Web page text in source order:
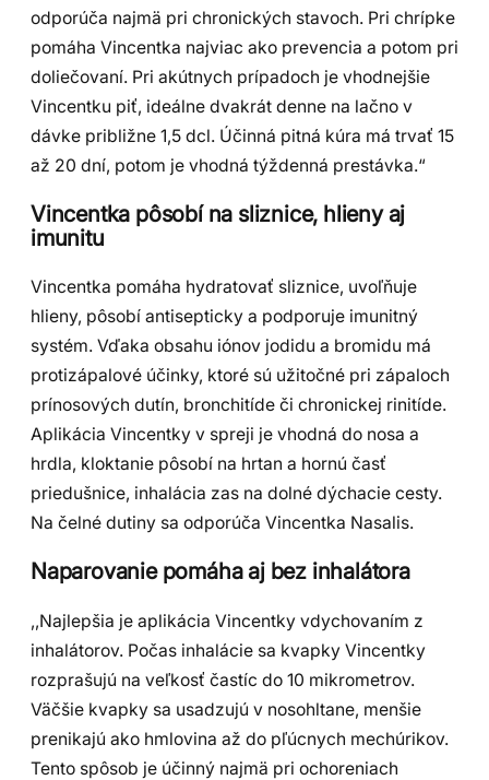
odporúča najmä pri chronických stavoch. Pri chrípke
pomáha Vincentka najviac ako prevencia a potom pri
doliečovaní. Pri akútnych prípadoch je vhodnejšie
Vincentku piť, ideálne dvakrát denne na lačno v
dávke približne 1,5 dcl. Účinná pitná kúra má trvať 15
až 20 dní, potom je vhodná týždenná prestávka.“
Vincentka pôsobí na sliznice, hlieny aj
imunitu
Vincentka pomáha hydratovať sliznice, uvoľňuje
hlieny, pôsobí antisepticky a podporuje imunitný
systém. Vďaka obsahu iónov jodidu a bromidu má
protizápalové účinky, ktoré sú užitočné pri zápaloch
prínosových dutín, bronchitíde či chronickej rinitíde.
Aplikácia Vincentky v spreji je vhodná do nosa a
hrdla, kloktanie pôsobí na hrtan a hornú časť
priedušnice, inhalácia zas na dolné dýchacie cesty.
Na čelné dutiny sa odporúča Vincentka Nasalis.
Naparovanie pomáha aj bez inhalátora
,,Najlepšia je aplikácia Vincentky vdychovaním z
inhalátorov. Počas inhalácie sa kvapky Vincentky
rozprašujú na veľkosť častíc do 10 mikrometrov.
Väčšie kvapky sa usadzujú v nosohltane, menšie
prenikajú ako hmlovina až do pľúcnych mechúrikov.
Tento spôsob je účinný najmä pri ochoreniach